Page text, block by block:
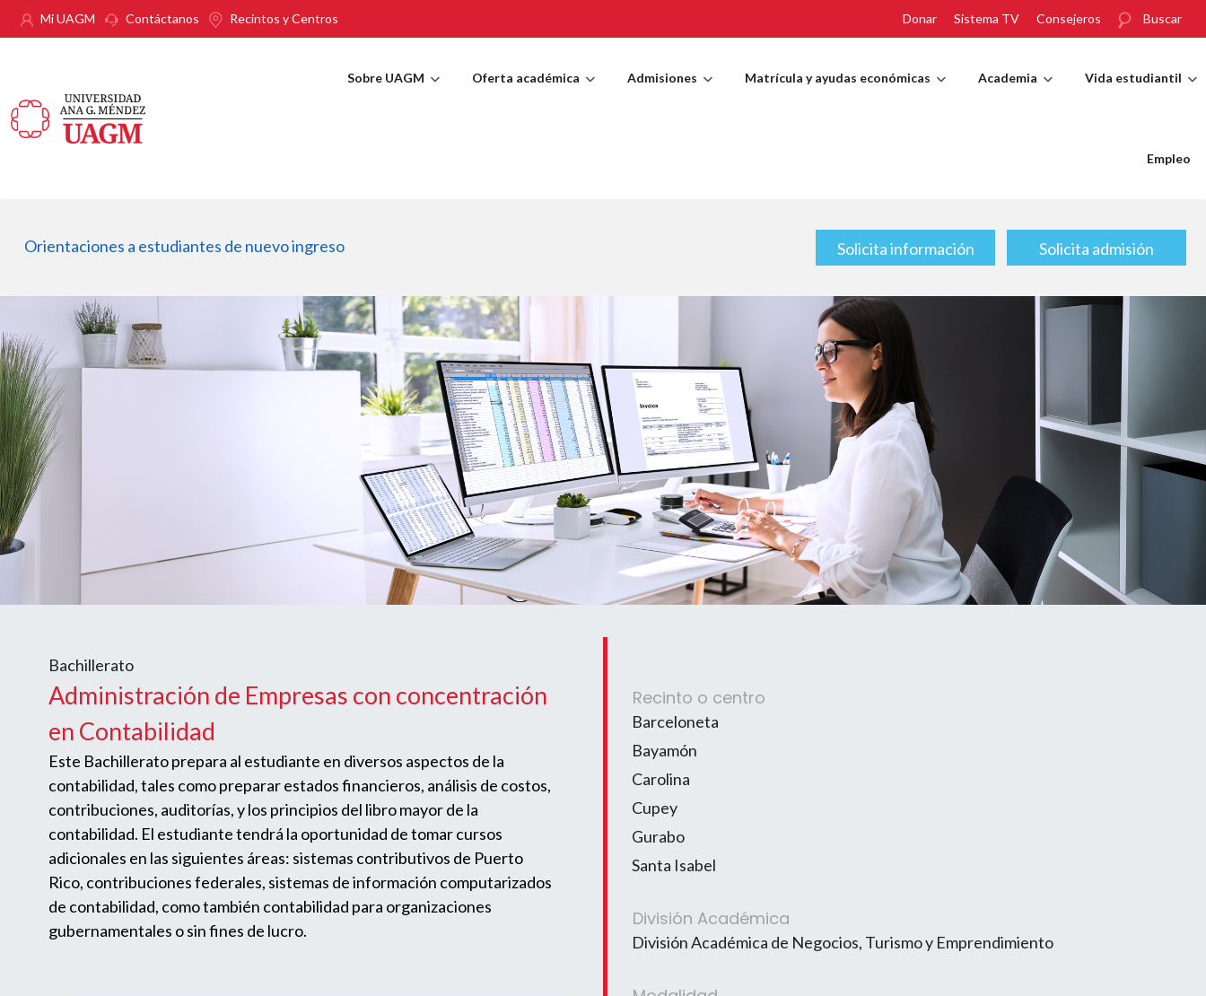
Pasar al contenido principal
Mi UAGM Contáctanos Recintos y Centros Donar Sistema TV Consejeros Buscar
Sobre UAGM Oferta académica Admisiones Matrícula y ayudas económicas Academia Vida estudiantil
Empleo
Orientaciones a estudiantes de nuevo ingreso Solicita información Solicita admisión
Bachillerato
Administración de Empresas con concentración
en Contabilidad
Este Bachillerato prepara al estudiante en diversos aspectos de la
contabilidad, tales como preparar estados financieros, análisis de costos,
contribuciones, auditorías, y los principios del libro mayor de la
contabilidad. El estudiante tendrá la oportunidad de tomar cursos
adicionales en las siguientes áreas: sistemas contributivos de Puerto
Rico, contribuciones federales, sistemas de información computarizados
de contabilidad, como también contabilidad para organizaciones
gubernamentales o sin fines de lucro.
Recinto o centro
Barceloneta
Bayamón
Carolina
Cupey
Gurabo
Santa Isabel
División Académica
División Académica de Negocios, Turismo y Emprendimiento